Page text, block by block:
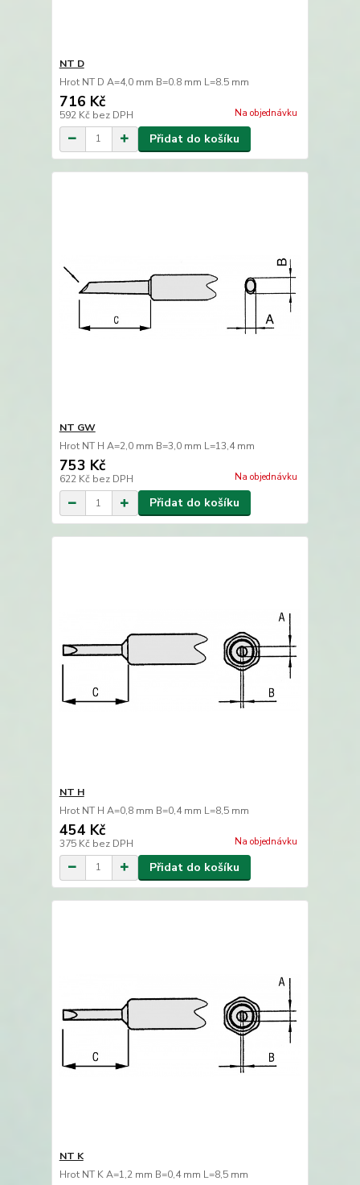
NT D
Hrot NT D A=4,0 mm B=0.8 mm L=8.5 mm
716 Kč
592 Kč bez DPH Na objednávku
Přidat do košíku
NT GW
Hrot NT H A=2,0 mm B=3,0 mm L=13,4 mm
753 Kč
622 Kč bez DPH Na objednávku
Přidat do košíku
NT H
Hrot NT H A=0,8 mm B=0,4 mm L=8,5 mm
454 Kč
375 Kč bez DPH Na objednávku
Přidat do košíku
NT K
Hrot NT K A=1,2 mm B=0,4 mm L=8,5 mm